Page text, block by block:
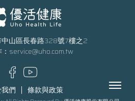
山區長春路328號7樓之2
service@uho.com.tw
們 條款與政策 Menu